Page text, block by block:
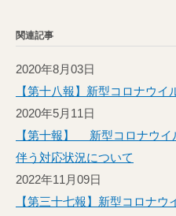
関連記事
2020年8月03日
【第十八報】新型コロナウイ
2020年5月11日
【第十報】 新型コロナウイ
伴う対応状況について
2022年11月09日
【第三十七報】新型コロナウ